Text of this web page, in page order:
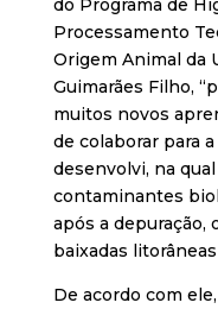
do Programa de
Processamento
Origem Animal da
Guimarães Filho,
muitos novos
de colaborar para
desenvolvi, na
contaminantes
após a depuração,
baixadas
De acordo com